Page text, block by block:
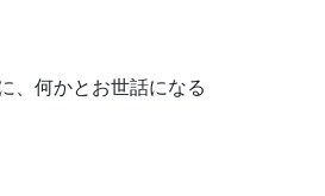
、何かとお世話になる